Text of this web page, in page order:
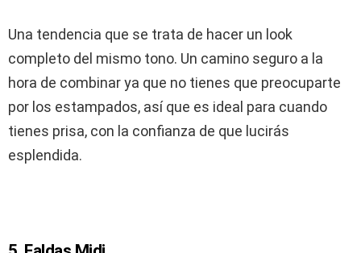
Una tendencia que se trata de hacer un look
completo del mismo tono. Un camino seguro a la
hora de combinar ya que no tienes que preocuparte
por los estampados, así que es ideal para cuando
tienes prisa, con la confianza de que lucirás
esplendida.